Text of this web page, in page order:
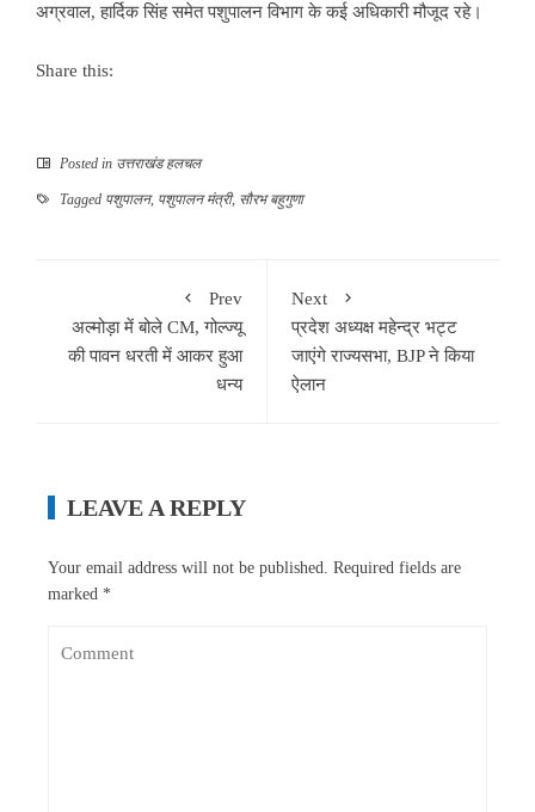
अग्रवाल, हार्दिक सिंह समेत पशुपालन विभाग के कई अधिकारी मौजूद रहे।
Share this:
Posted in उत्तराखंड हलचल
Tagged पशुपालन, पशुपालन मंत्री, सौरभ बहुगुणा
Prev
अल्मोड़ा में बोले CM, गोल्ज्यू
की पावन धरती में आकर हुआ
धन्य
Next
प्रदेश अध्यक्ष महेन्द्र भट्ट
जाएंगे राज्यसभा, BJP ने किया
ऐलान
LEAVE A REPLY
Your email address will not be published. Required fields are
marked *